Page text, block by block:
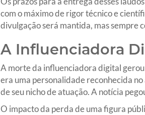
com o máximo de rigor técnico e
divulgação será mantida, mas sempre
A Influenciadora
A morte da influenciadora digital gerou
era uma personalidade reconhecida
de seu nicho de atuação. A notícia
O impacto da perda de uma figura